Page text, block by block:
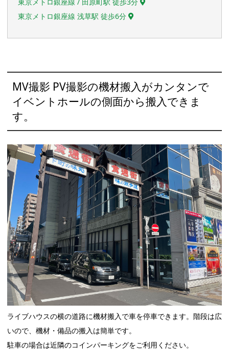
東京メトロ銀座線 浅草駅 徒歩6分
MV撮影 PV撮影の機材搬入がカンタンで
イベントホールの側面から搬入できま
す。
ライブハウスの横の道路に機材搬入で車を停車できます。階段は広
いので、機材・備品の搬入は簡単です。
駐車の場合は近隣のコインパーキングをご利用ください。